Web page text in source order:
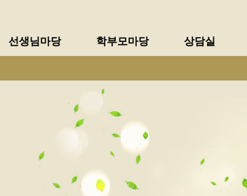
선생님마당 학부모마당 상담실